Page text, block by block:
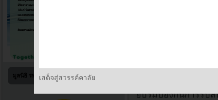
มูลนิธิ รพร.สาขานครไทย
อบรมป้องกันการรับ
เสด็จสู่สวรรค์คาลัย